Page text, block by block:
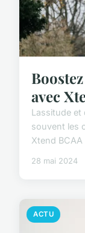
avec
Lassitude
souvent les
Xtend
28 mai 2024
ACTU